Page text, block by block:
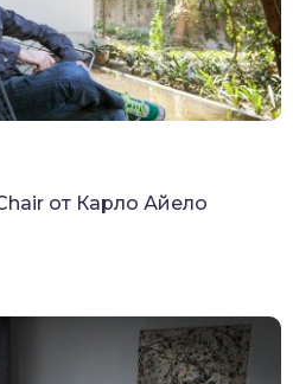
от Карло Айело